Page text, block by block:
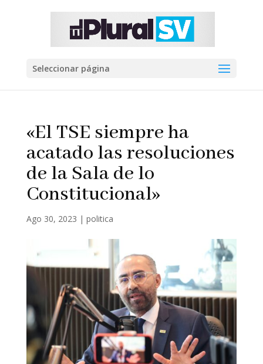
Seleccionar página
«El TSE siempre ha
acatado las resoluciones
de la Sala de lo
Constitucional»
Ago 30, 2023 | politica